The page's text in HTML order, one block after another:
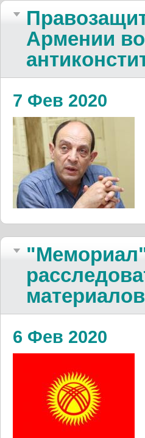
Армении
7 Фев 2020
6 Фев 2020